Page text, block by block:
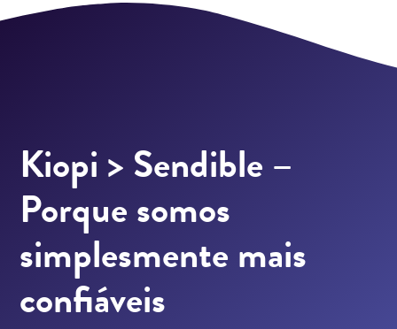
Kiopi > Sendible –
Porque somos
simplesmente mais
confiáveis